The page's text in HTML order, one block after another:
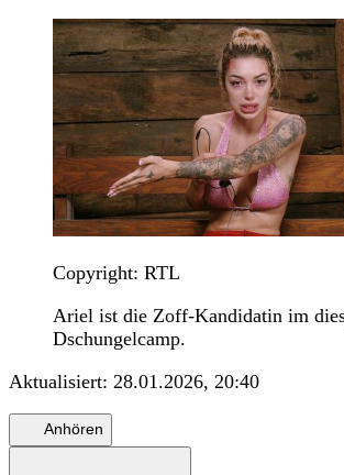
Copyright: RTL
Ariel ist die Zoff-Kandidatin im
Dschungelcamp.
Aktualisiert: 28.01.2026, 20:40
Anhören